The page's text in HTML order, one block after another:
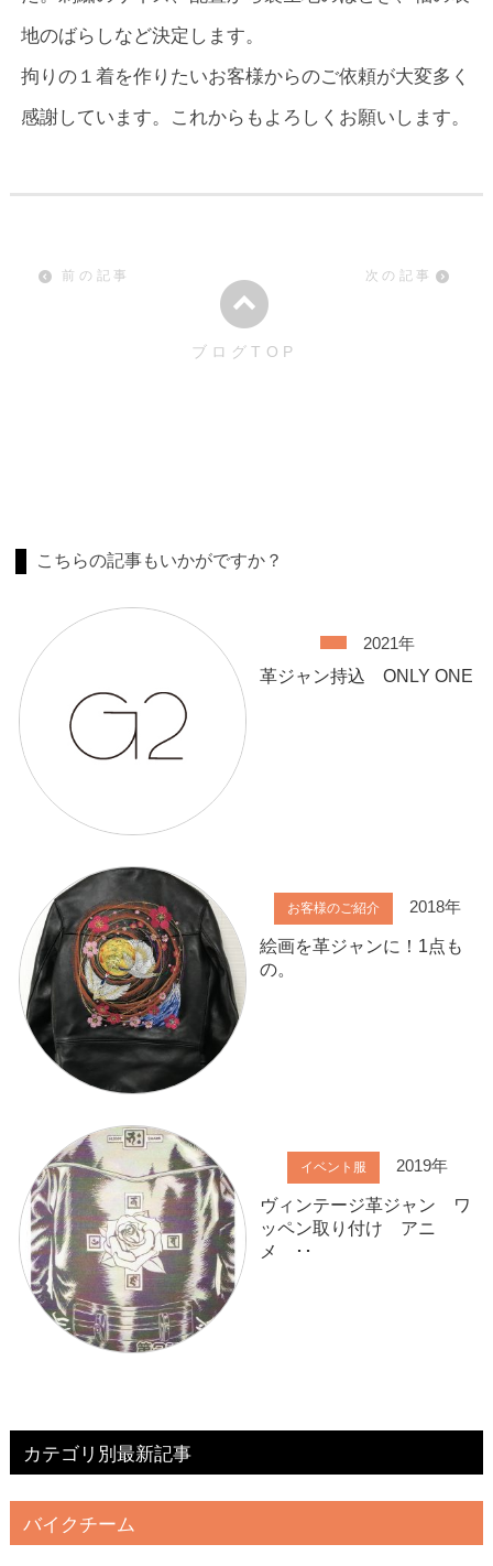
地のばらしなど決定します。
拘りの１着を作りたいお客様からのご依頼が大変多く
感謝しています。これからもよろしくお願いします。
前の記事
ブログTOP
次の記事
こちらの記事もいかがですか？
2021年
革ジャン持込 ONLY ONE
お客様のご紹介 2018年
絵画を革ジャンに！1点も
の。
イベント服 2019年
ヴィンテージ革ジャン ワ
ッペン取り付け アニ
メ ･･
カテゴリ別最新記事
バイクチーム